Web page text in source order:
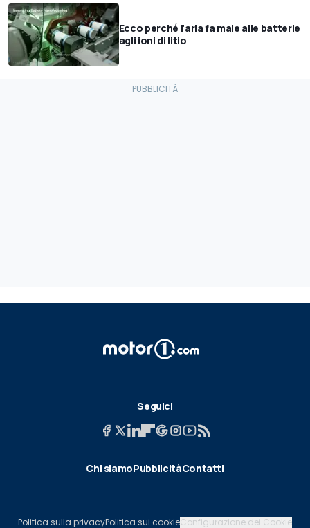
Ecco perché l'aria fa male alle batterie
agli ioni di litio
Seguici
Chi siamoPubblicitàContatti
Politica sulla privacyPolitica sui cookieConfigurazione dei Cookie